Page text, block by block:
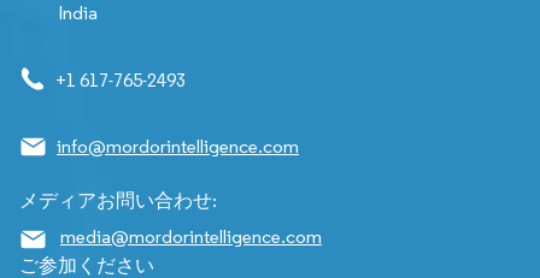
India
+1 617-765-2493
info@mordorintelligence.com
メディアお問い合わせ:
media@mordorintelligence.com
ご参加ください